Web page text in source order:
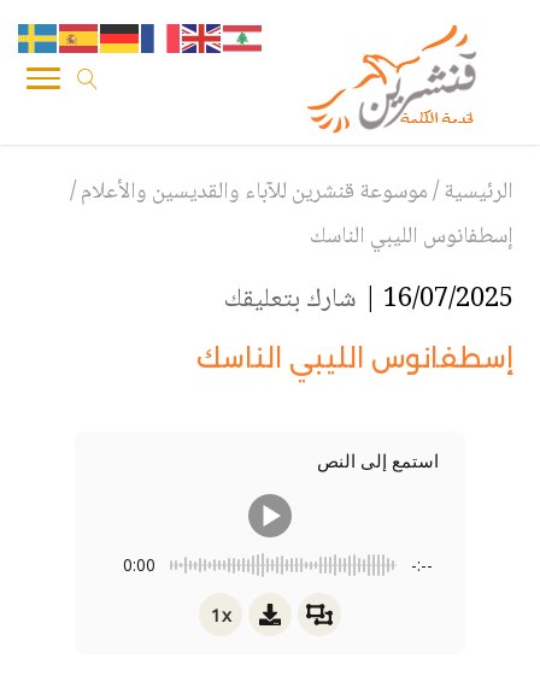
الرئيسية/موسوعة قنشرين للآباء والقديسين والأعلام/
إسطفانوس الليبي الناسك
16/07/2025 | شارك بتعليقك
إسطفانوس الليبي الناسك
استمع إلى النص
0:00 -:--
1x